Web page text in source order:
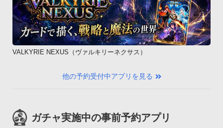
VALKYRIE NEXUS（ヴァルキリーネクサス）
他の予約受付中アプリを見る
ガチャ実施中の事前予約アプリ